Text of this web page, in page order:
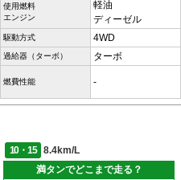
使用燃料
エンジン
軽油
ディーゼル
駆動方式 4WD
過給器（ターボ） ターボ
燃費性能 -
10・15
8.4km/L
満タンでどこまで走る？